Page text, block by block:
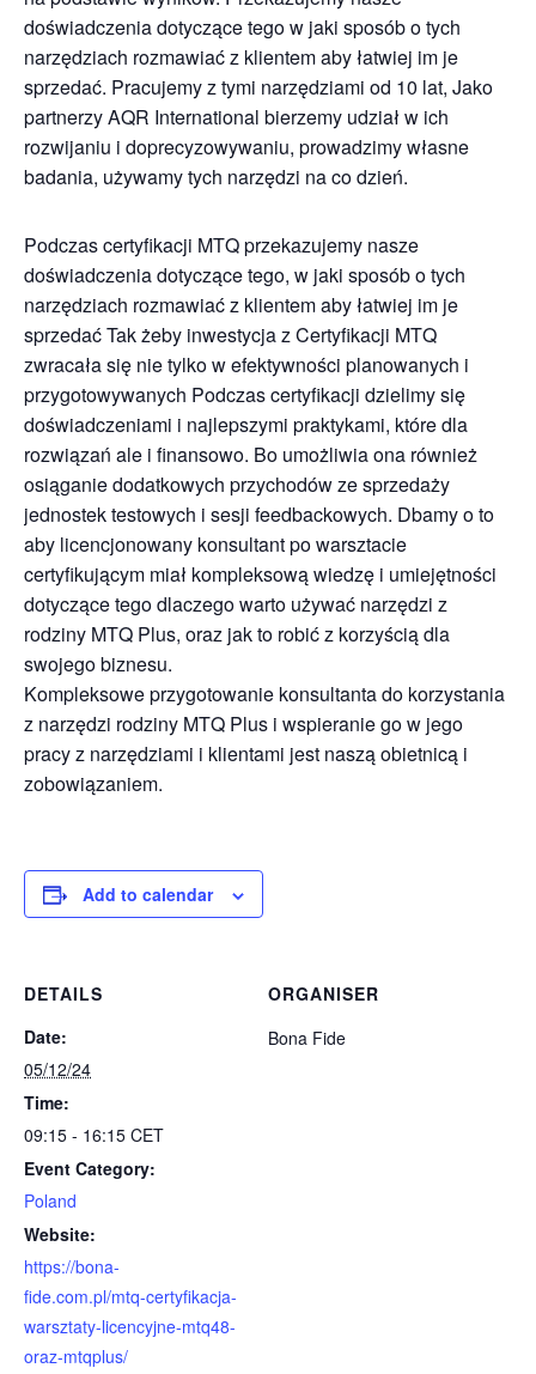
doświadczenia dotyczące tego w jaki sposób o tych
narzędziach rozmawiać z klientem aby łatwiej im je
sprzedać. Pracujemy z tymi narzędziami od 10 lat, Jako
partnerzy AQR International bierzemy udział w ich
rozwijaniu i doprecyzowywaniu, prowadzimy własne
badania, używamy tych narzędzi na co dzień.
Podczas certyfikacji MTQ przekazujemy nasze
doświadczenia dotyczące tego, w jaki sposób o tych
narzędziach rozmawiać z klientem aby łatwiej im je
sprzedać Tak żeby inwestycja z Certyfikacji MTQ
zwracała się nie tylko w efektywności planowanych i
przygotowywanych Podczas certyfikacji dzielimy się
doświadczeniami i najlepszymi praktykami, które dla
rozwiązań ale i finansowo. Bo umożliwia ona również
osiąganie dodatkowych przychodów ze sprzedaży
jednostek testowych i sesji feedbackowych. Dbamy o to
aby licencjonowany konsultant po warsztacie
certyfikującym miał kompleksową wiedzę i umiejętności
dotyczące tego dlaczego warto używać narzędzi z
rodziny MTQ Plus, oraz jak to robić z korzyścią dla
swojego biznesu.
Kompleksowe przygotowanie konsultanta do korzystania
z narzędzi rodziny MTQ Plus i wspieranie go w jego
pracy z narzędziami i klientami jest naszą obietnicą i
zobowiązaniem.
Add to calendar
DETAILS
Date:
05/12/24
Time:
09:15 - 16:15 CET
Event Category:
Poland
Website:
https://bona-
fide.com.pl/mtq-certyfikacja-
warsztaty-licencyjne-mtq48-
oraz-mtqplus/
ORGANISER
Bona Fide